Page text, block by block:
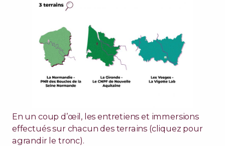
En un coup d’œil, les entretiens et immersions
effectués sur chacun des terrains (cliquez pour
agrandir le tronc).